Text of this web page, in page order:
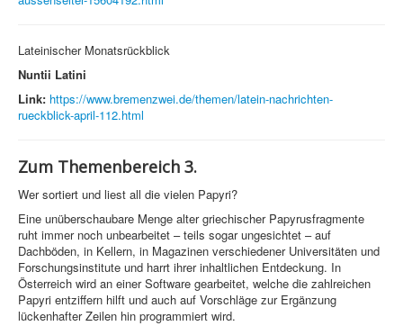
Lateinischer Monatsrückblick
Nuntii Latini
Link: https://www.bremenzwei.de/themen/latein-nachrichten-
rueckblick-april-112.html
Zum Themenbereich 3.
Wer sortiert und liest all die vielen Papyri?
Eine unüberschaubare Menge alter griechischer Papyrusfragmente
ruht immer noch unbearbeitet – teils sogar ungesichtet – auf
Dachböden, in Kellern, in Magazinen verschiedener Universitäten und
Forschungsinstitute und harrt ihrer inhaltlichen Entdeckung. In
Österreich wird an einer Software gearbeitet, welche die zahlreichen
Papyri entziffern hilft und auch auf Vorschläge zur Ergänzung
lückenhafter Zeilen hin programmiert wird.